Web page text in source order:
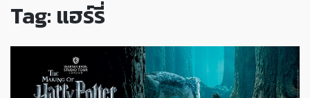
Tag: แฮร์รี่